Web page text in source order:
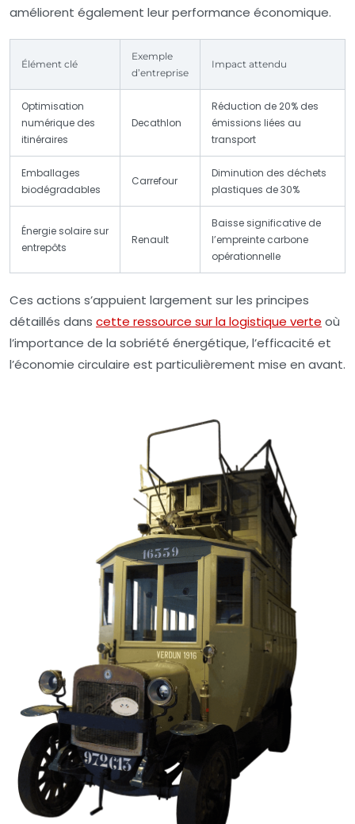
améliorent également leur performance économique.
Élément clé
Exemple
d’entreprise
Impact attendu
Optimisation
numérique des
itinéraires
Decathlon
Réduction de 20% des
émissions liées au
transport
Emballages
biodégradables
Carrefour
Diminution des déchets
plastiques de 30%
Énergie solaire sur
entrepôts
Renault
Baisse significative de
l’empreinte carbone
opérationnelle
Ces actions s’appuient largement sur les principes
détaillés dans cette ressource sur la logistique verte où
l’importance de la sobriété énergétique, l’efficacité et
l’économie circulaire est particulièrement mise en avant.